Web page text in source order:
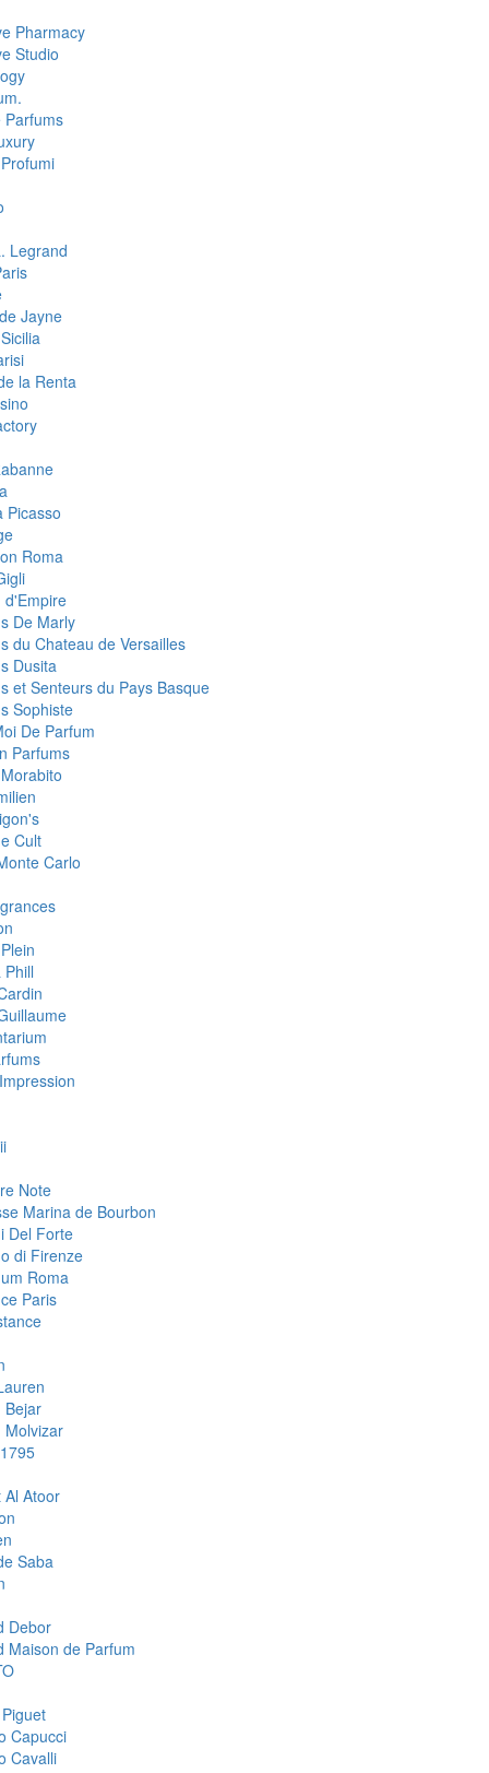
Pharmacy
Studio
Parfums
Legrand
Jayne
la Renta
Picasso
Roma
d'Empire
De Marly
du Chateau de Versailles
Dusita
et Senteurs du Pays Basque
Sophiste
De Parfum
Parfums
Cult
Carlo
Phill
Note
Marina de Bourbon
Del Forte
di Firenze
Roma
Paris
Bejar
Molvizar
Al Atoor
Saba
Debor
Maison de Parfum
Capucci
Cavalli